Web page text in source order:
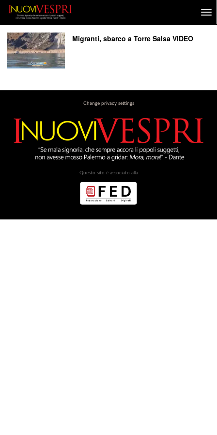
Migranti, sbarco a Torre Salsa VIDEO
Change privacy settings
Questo sito è associato alla